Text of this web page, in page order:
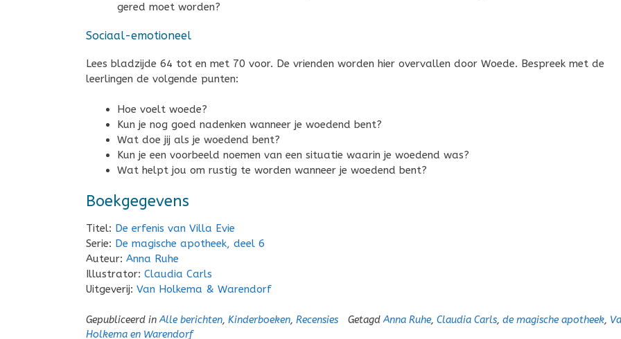
gered moet worden?
Sociaal-emotioneel
Lees bladzijde 64 tot en met 70 voor. De vrienden worden hier overvallen door Woede. Bespreek met de
leerlingen de volgende punten:
Hoe voelt woede?
Kun je nog goed nadenken wanneer je woedend bent?
Wat doe jij als je woedend bent?
Kun je een voorbeeld noemen van een situatie waarin je woedend was?
Wat helpt jou om rustig te worden wanneer je woedend bent?
Boekgegevens
Titel: De erfenis van Villa Evie
Serie: De magische apotheek, deel 6
Auteur: Anna Ruhe
Illustrator: Claudia Carls
Uitgeverij: Van Holkema & Warendorf
Gepubliceerd inAlle berichten, Kinderboeken, Recensies GetagdAnna Ruhe, Claudia Carls, de magische apotheek,
Holkema en Warendorf